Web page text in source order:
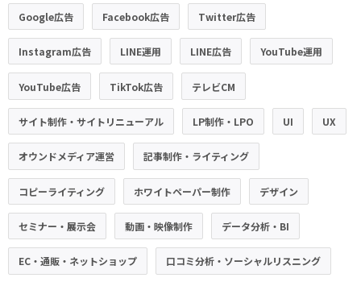
Google広告 Facebook広告 Twitter広告
Instagram広告 LINE運用 LINE広告 YouTube運用
YouTube広告 TikTok広告 テレビCM
サイト制作・サイトリニューアル LP制作・LPO UI UX
オウンドメディア運営 記事制作・ライティング
コピーライティング ホワイトペーパー制作 デザイン
セミナー・展示会 動画・映像制作 データ分析・BI
EC・通販・ネットショップ 口コミ分析・ソーシャルリスニング